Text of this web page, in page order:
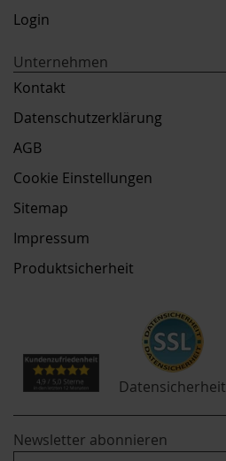
Login
Unternehmen
Kontakt
Datenschutzerklärung
AGB
Cookie Einstellungen
Sitemap
Impressum
Produktsicherheit
Datensicherheit
Newsletter abonnieren